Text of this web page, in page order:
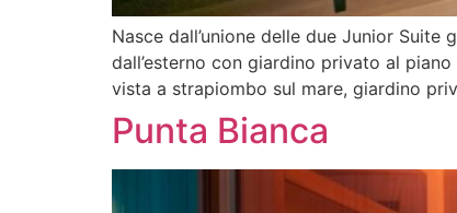
Nasce dall’unione delle due Junior
dall’esterno con giardino privato al
vista a strapiombo sul mare, giardino
Punta Bianca